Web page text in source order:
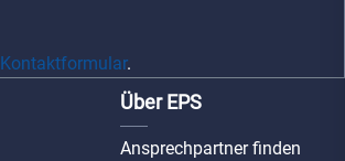
Kontaktformular.
Über EPS
Ansprechpartner finden